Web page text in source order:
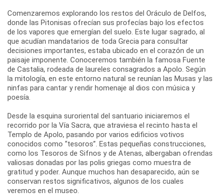
Comenzaremos explorando los restos del Oráculo de Delfos,
donde las Pitonisas ofrecían sus profecías bajo los efectos
de los vapores que emergían del suelo. Este lugar sagrado, al
que acudían mandatarios de toda Grecia para consultar
decisiones importantes, estaba ubicado en el corazón de un
paisaje imponente. Conoceremos también la famosa Fuente
de Castalia, rodeada de laureles consagrados a Apolo. Según
la mitología, en este entorno natural se reunían las Musas y las
ninfas para cantar y rendir homenaje al dios con música y
poesía.
Desde la esquina suroriental del santuario iniciaremos el
recorrido por la Vía Sacra, que atraviesa el recinto hasta el
Templo de Apolo, pasando por varios edificios votivos
conocidos como “tesoros”. Estas pequeñas construcciones,
como los Tesoros de Sifnos y de Atenas, albergaban ofrendas
valiosas donadas por las polis griegas como muestra de
gratitud y poder. Aunque muchos han desaparecido, aún se
conservan restos significativos, algunos de los cuales
veremos en el museo.